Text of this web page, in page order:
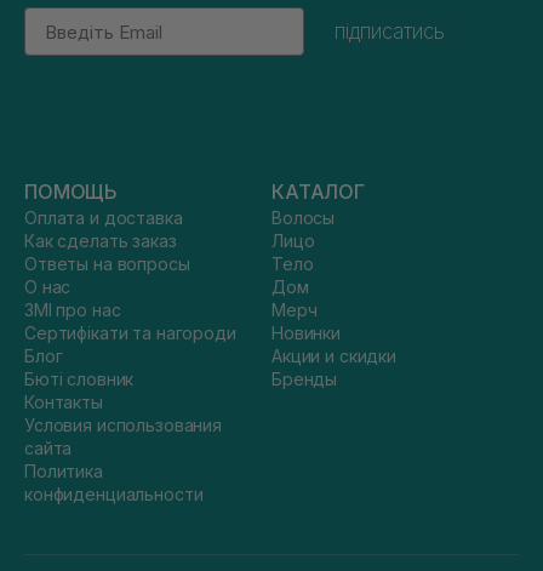
Email
підписатись
ПОМОЩЬ
Оплата и доставка
Как сделать заказ
Ответы на вопросы
О нас
ЗМІ про нас
Сертифікати та нагороди
Блог
Бюті словник
Контакты
Условия использования
сайта
Политика
конфиденциальности
КАТАЛОГ
Волосы
Лицо
Тело
Дом
Мерч
Новинки
Акции и скидки
Бренды